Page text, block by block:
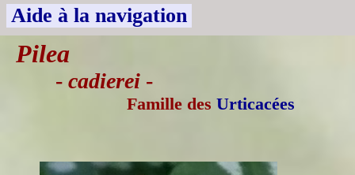
Aide à la navigation
Pilea
- cadierei -
Famille des Urticacées